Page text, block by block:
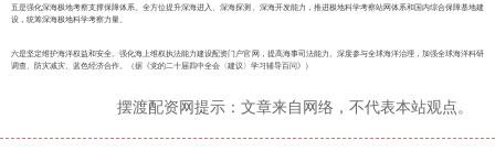
五是强化深海极地考察支撑保障体系。全方位提升深海进入、深海探测、深海开发能力，推进极地科学考察站网体系和国内综合保障基地建
设，统筹深海极地科学考察力量。
六是坚定维护海洋权益和安全。强化海上维权执法能力建设配资门户官网，提高海事司法能力。深度参与全球海洋治理，加强全球海洋科研
调查、防灾减灾、蓝色经济合作。（据《党的二十届四中全会〈建议〉学习辅导百问》）
摆渡配资网提示：文章来自网络，不代表本站观点。